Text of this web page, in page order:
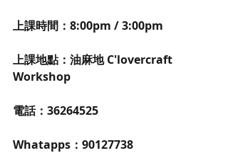
上課時間：8:00pm / 3:00pm
上課地點：油麻地 C'lovercraft
Workshop
電話：36264525
Whatapps：90127738